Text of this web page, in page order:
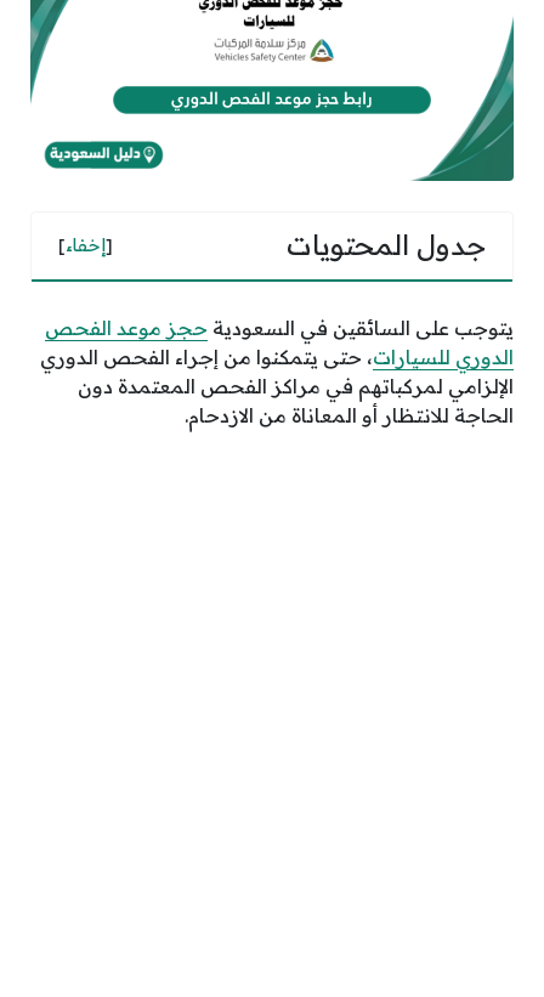
جدول المحتويات [إخفاء]
يتوجب على السائقين في السعودية حجز موعد الفحص
الدوري للسيارات، حتى يتمكنوا من إجراء الفحص الدوري
الإلزامي لمركباتهم في مراكز الفحص المعتمدة دون
الحاجة للانتظار أو المعاناة من الازدحام.